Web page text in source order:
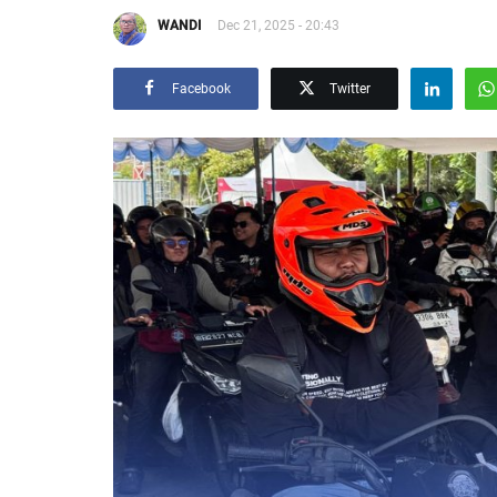
WANDI Dec 21, 2025 - 20:43
Facebook Twitter